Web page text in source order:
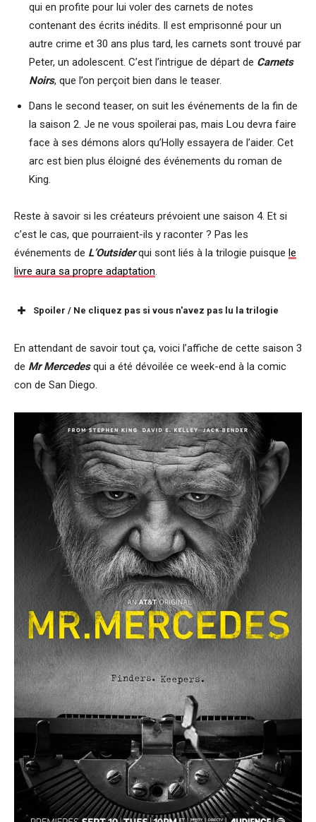
qui en profite pour lui voler des carnets de notes
contenant des écrits inédits. Il est emprisonné pour un
autre crime et 30 ans plus tard, les carnets sont trouvé par
Peter, un adolescent. C’est l’intrigue de départ de Carnets
Noirs, que l’on perçoit bien dans le teaser.
Dans le second teaser, on suit les événements de la fin de
la saison 2. Je ne vous spoilerai pas, mais Lou devra faire
face à ses démons alors qu’Holly essayera de l’aider. Cet
arc est bien plus éloigné des événements du roman de
King.
Reste à savoir si les créateurs prévoient une saison 4. Et si
c’est le cas, que pourraient-ils y raconter ? Pas les
événements de L’Outsiderqui sont liés à la trilogie puisque le
livre aura sa propre adaptation.
Spoiler / Ne cliquez pas si vous n'avez pas lu la trilogie
En attendant de savoir tout ça, voici l’affiche de cette saison 3
de Mr Mercedesqui a été dévoilée ce week-end à la comic
con de San Diego.